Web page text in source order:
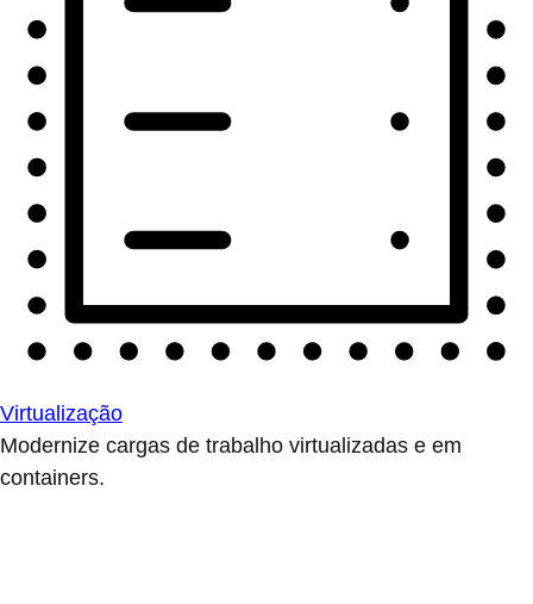
Virtualização
Modernize cargas de trabalho virtualizadas e em
containers.